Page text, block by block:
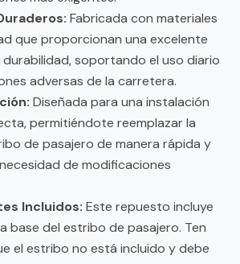
Fabricada con materiales
que proporcionan una excelente
soportando el uso diario
adversas de la carretera.
Diseñada para una instalación
permitiéndote reemplazar la
de pasajero de manera rápida y
de modificaciones
Incluidos: Este repuesto incluye
base del estribo de pasajero. Ten
el estribo no está incluido y debe